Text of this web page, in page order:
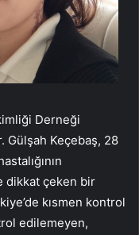
Derneği
Gülşah Keçebaş, 28
dikkat çeken bir
kısmen kontrol
edilemeyen,